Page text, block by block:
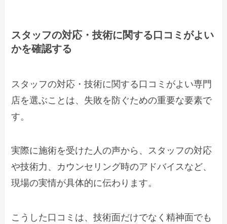
スタッフの対応・技術に関する口コミがよい
かを確認する
スタッフの対応・技術に関する口コミがよい専門
店を選ぶことは、失敗を防ぐための重要な要素で
す。
実際に施術を受けた人の声から、スタッフの対応
や技術力、カウンセリング時のアドバイスなど、
現場の実情が具体的に伝わります。
こうした口コミは、技術面だけでなく精神面でも